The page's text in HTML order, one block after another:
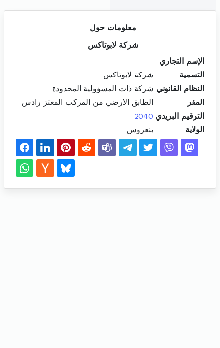
معلومات حول
شركة لابوتاكس
الإسم التجاري
التسمية
شركة لابوتاكس
النظام القانوني شركة ذات المسؤولية المحدودة
المقر
الطابق الارضي من المركب المعتز رادس
الترقيم البريدي 2040
الولاية
بنعروس